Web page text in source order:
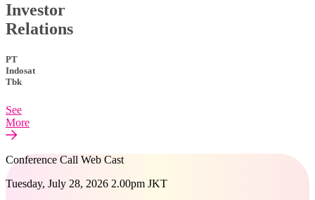
Investor
Relations
PT
Indosat
Tbk
See
More
Conference Call Web Cast
Tuesday, July 28, 2026 2.00pm JKT